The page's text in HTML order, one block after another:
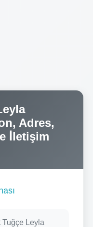
Adres,
İletişim
Tuğçe Leyla